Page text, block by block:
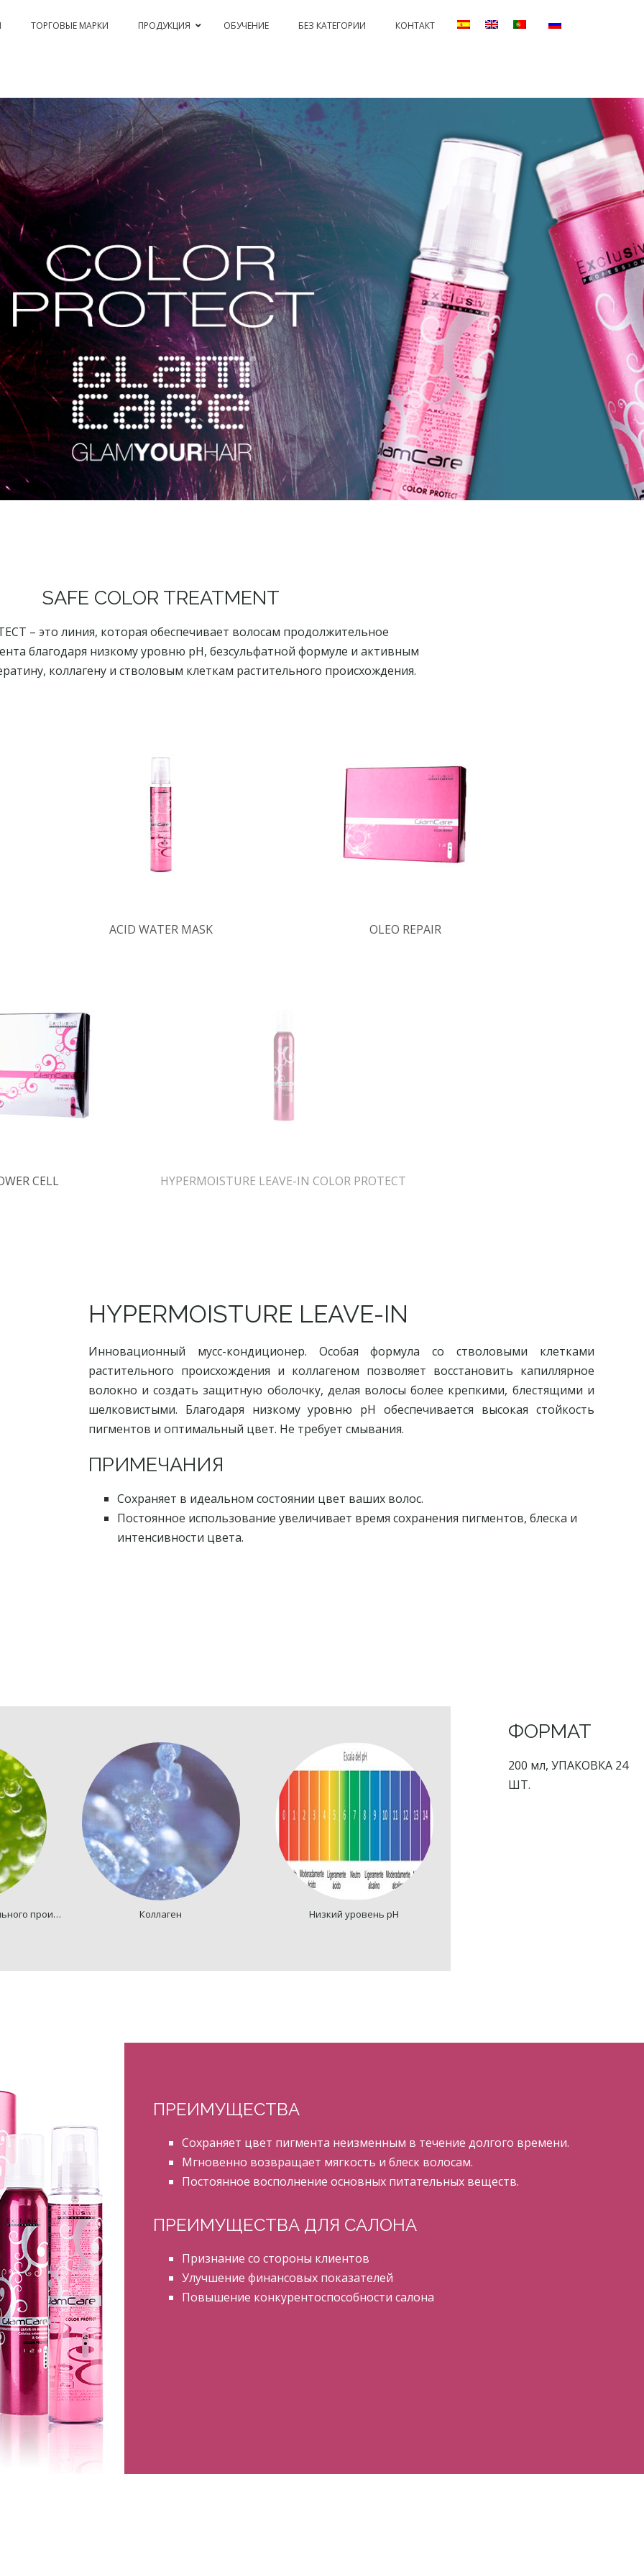
ТОРГОВЫЕ МАРКИ ПРОДУКЦИЯ
PASSION & COLOR EKO BLEACHING AND CORRECTIONS PERMANENTS AND PROTECTORS
ОБУЧЕНИЕ БЕЗ КАТЕГОРИИ КОНТАКТ
SAFE COLOR TREATMENT
– это линия, которая обеспечивает волосам продолжительное
благодаря низкому уровню pH, безсульфатной формуле и активным
коллагену и стволовым клеткам растительного происхождения.
ACID WATER MASK OLEO REPAIR
CELL HYPERMOISTURE LEAVE-IN COLOR PROTECT
HYPERMOISTURE LEAVE-IN
Инновационный мусс-кондиционер. Особая формула со стволовыми клетками
растительного происхождения и коллагеном позволяет восстановить капиллярное
волокно и создать защитную оболочку, делая волосы более крепкими, блестящими и
шелковистыми. Благодаря низкому уровню pH обеспечивается высокая стойкость
пигментов и оптимальный цвет. Не требует смывания.
ПРИМЕЧАНИЯ
Сохраняет в идеальном состоянии цвет ваших волос.
Постоянное использование увеличивает время сохранения пигментов, блеска и
интенсивности цвета.
Стволовые клетки растительного происхождения Коллаген Низкий уровень pH
ФОРМАТ
200 мл, УПАКОВКА 24
ШТ.
ПРЕИМУЩЕСТВА
Сохраняет цвет пигмента неизменным в течение долгого времени.
Мгновенно возвращает мягкость и блеск волосам.
Постоянное восполнение основных питательных веществ.
ПРЕИМУЩЕСТВА ДЛЯ САЛОНА
Признание со стороны клиентов
Улучшение финансовых показателей
Повышение конкурентоспособности салона